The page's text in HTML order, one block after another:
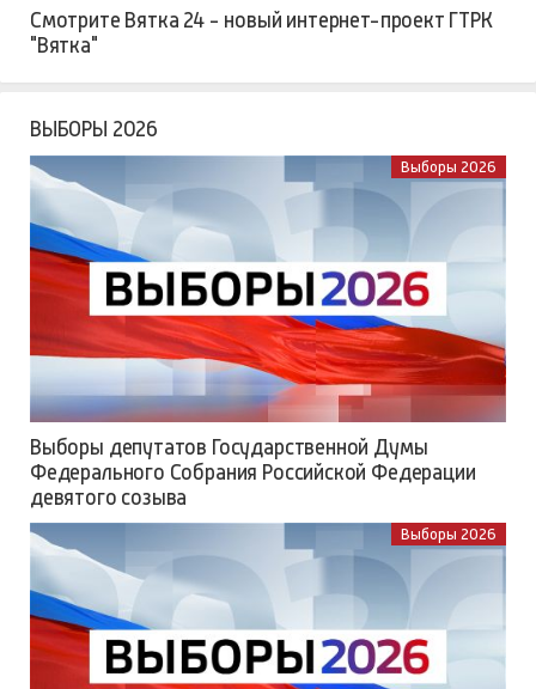
Смотрите Вятка 24 - новый интернет-проект ГТРК
"Вятка"
ВЫБОРЫ 2026
Выборы 2026
Выборы депутатов Государственной Думы
Федерального Собрания Российской Федерации
девятого созыва
Выборы 2026